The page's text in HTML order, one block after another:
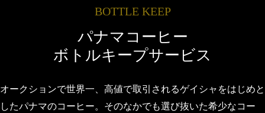
BOTTLE KEEP
パナマコーヒー
ボトルキープサービス
オークションで世界一、高値で取引されるゲイシャをはじめと
したパナマのコーヒー。 そのなかでも選び抜いた希少なコー